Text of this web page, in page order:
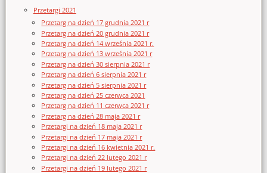
Przetargi 2021
Przetarg na dzień 17 grudnia 2021 r
Przetarg na dzień 20 grudnia 2021 r
Przetarg na dzień 14 września 2021 r.
Przetarg na dzień 13 września 2021 r
Przetarg na dzień 30 sierpnia 2021 r
Przetarg na dzień 6 sierpnia 2021 r
Przetarg na dzień 5 sierpnia 2021 r
Przetarg na dzień 25 czerwca 2021
Przetarg na dzień 11 czerwca 2021 r
Przetarg na dzień 28 maja 2021 r
Przetargi na dzień 18 maja 2021 r
Przetargi na dzień 17 maja 2021 r
Przetargi na dzień 16 kwietnia 2021 r.
Przetargi na dzień 22 lutego 2021 r
Przetargi na dzień 19 lutego 2021 r